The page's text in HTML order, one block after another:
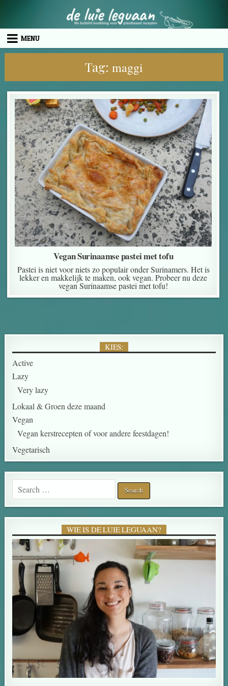
MENU
Tag: maggi
Vegan Surinaamse pastei met tofu
Pastei is niet voor niets zo populair onder Surinamers. Het is
lekker en makkelijk te maken, ook vegan. Probeer nu deze
vegan Surinaamse pastei met tofu!
KIES:
Active
Lazy
Very lazy
Lokaal & Groen deze maand
Vegan
Vegan kerstrecepten of voor andere feestdagen!
Vegetarisch
Search for:
WIE IS DE LUIE LEGUAAN?